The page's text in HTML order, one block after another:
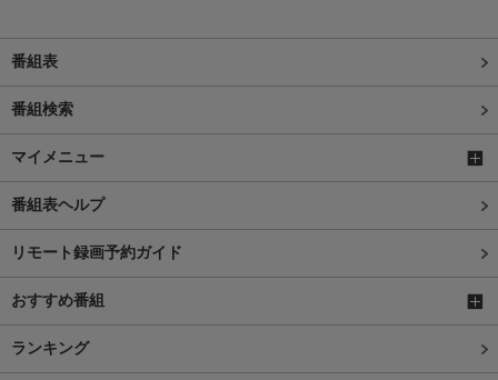
番組表
番組検索
マイメニュー
番組表ヘルプ
リモート録画予約ガイド
おすすめ番組
ランキング